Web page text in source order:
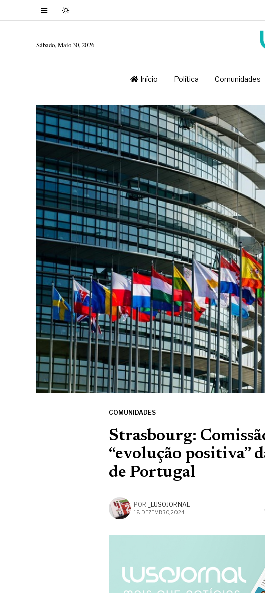
Sábado, Maio 30, 2026
Início Política Comunidades
COMUNIDADES
Strasbourg:
“evolução positiva”
de Portugal
POR _LUSOJORNAL
18 DEZEMBRO, 2024